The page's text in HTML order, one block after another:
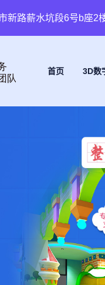
新路薪水坑段6号b座2
首页 3D数